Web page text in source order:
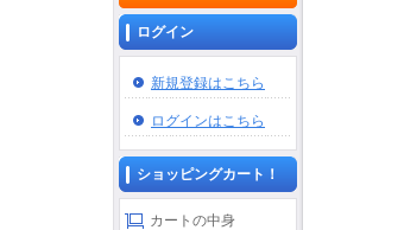
ログイン
新規登録はこちら
ログインはこちら
ショッピングカート！
カートの中身